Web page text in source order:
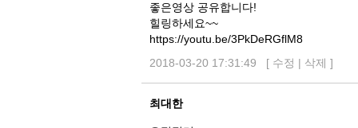
좋은영상 공유합니다!
힐링하세요~~
https://youtu.be/3PkDeRGflM8
2018-03-20 17:31:49 [ 수정 | 삭제 ]
최대한